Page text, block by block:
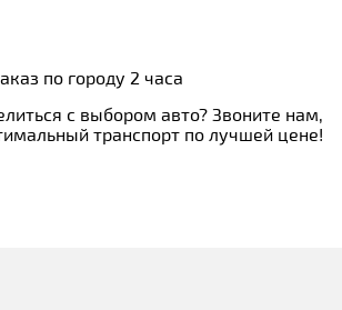
по городу 2 часа
с выбором авто? Звоните нам,
транспорт по лучшей цене!